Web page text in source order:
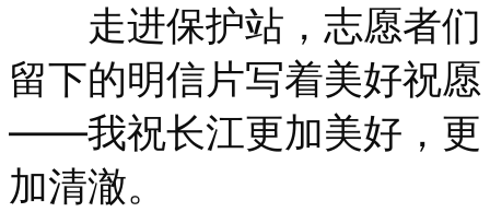
走进保护站，志愿者们
留下的明信片写着美好祝愿
——我祝长江更加美好，更
加清澈。